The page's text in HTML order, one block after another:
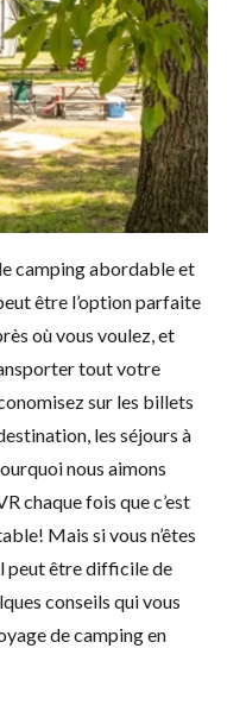
camping abordable et
être l’option parfaite
où vous voulez, et
tout votre
sur les billets
les séjours à
nous aimons
chaque fois que c’est
Mais si vous n’êtes
peut être difficile de
conseils qui vous
de camping en